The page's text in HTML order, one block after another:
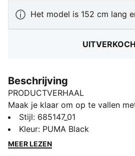
Het model is 152 cm lang
Beschrijving
PRODUCTVERHAAL
Maak je klaar om op te vallen
opvallende PUMA-graphics,
een nauwsluitende tailleband is
avontuur. Blijf moeiteloos koel
Stijl: 685147_01
Kleur: PUMA Black
MEER LEZEN